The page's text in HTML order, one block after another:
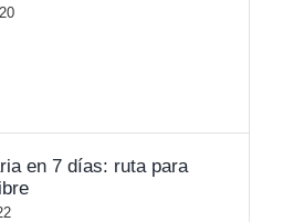
en 7 días: ruta para